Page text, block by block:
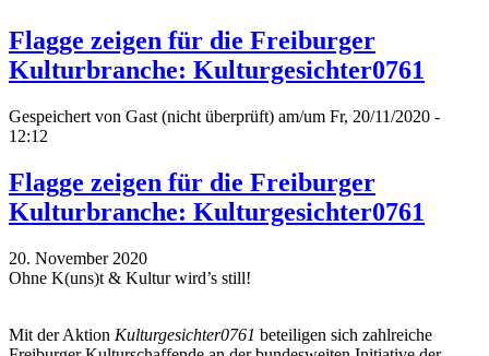
Flagge zeigen für die Freiburger
Kulturbranche: Kulturgesichter0761
Gespeichert von Gast (nicht überprüft) am/um Fr, 20/11/2020 -
12:12
Flagge zeigen für die Freiburger
Kulturbranche: Kulturgesichter0761
20. November 2020
Ohne K(uns)t & Kultur wird’s still!
Mit der Aktion Kulturgesichter0761 beteiligen sich zahlreiche